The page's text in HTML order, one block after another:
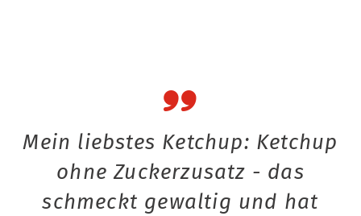
Mein liebstes Ketchup: Ketchup
ohne Zuckerzusatz - das
schmeckt gewaltig und hat